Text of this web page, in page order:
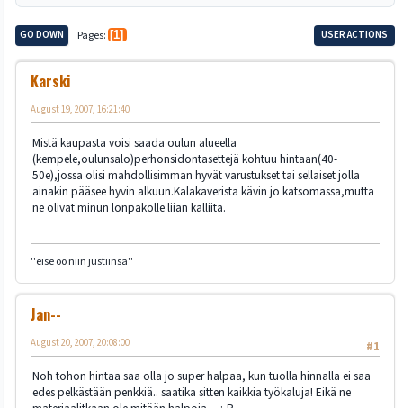
GO DOWN Pages 1 USER ACTIONS
Karski
August 19, 2007, 16:21:40
Mistä kaupasta voisi saada oulun alueella
(kempele,oulunsalo)perhonsidontasettejä kohtuu hintaan(40-
50e),jossa olisi mahdollisimman hyvät varustukset tai sellaiset jolla
ainakin pääsee hyvin alkuun.Kalakaverista kävin jo katsomassa,mutta
ne olivat minun lonpakolle liian kalliita.
''eise oo niin justiinsa''
Jan--
#1
August 20, 2007, 20:08:00
Noh tohon hintaa saa olla jo super halpaa, kun tuolla hinnalla ei saa
edes pelkästään penkkiä.. saatika sitten kaikkia työkaluja! Eikä ne